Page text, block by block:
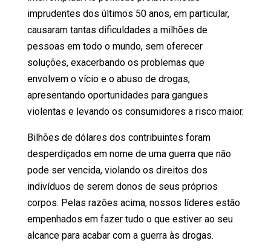
imprudentes dos últimos 50 anos, em particular,
causaram tantas dificuldades a milhões de
pessoas em todo o mundo, sem oferecer
soluções, exacerbando os problemas que
envolvem o vício e o abuso de drogas,
apresentando oportunidades para gangues
violentas e levando os consumidores a risco maior.
Bilhões de dólares dos contribuintes foram
desperdiçados em nome de uma guerra que não
pode ser vencida, violando os direitos dos
indivíduos de serem donos de seus próprios
corpos. Pelas razões acima, nossos líderes estão
empenhados em fazer tudo o que estiver ao seu
alcance para acabar com a guerra às drogas.